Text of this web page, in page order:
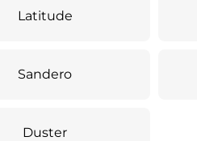
Latitude
Sandero
Duster